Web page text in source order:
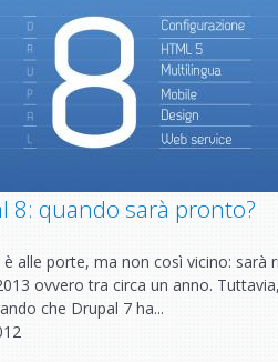
8: quando sarà pronto?
è alle porte, ma non così vicino: sarà
ovvero tra circa un anno. Tuttavia,
che Drupal 7 ha...